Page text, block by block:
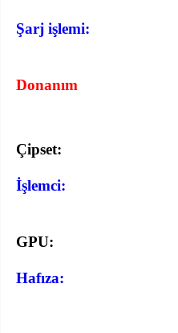
Şarj işlemi:
Donanım
Çipset:
İşlemci:
GPU:
Hafıza: